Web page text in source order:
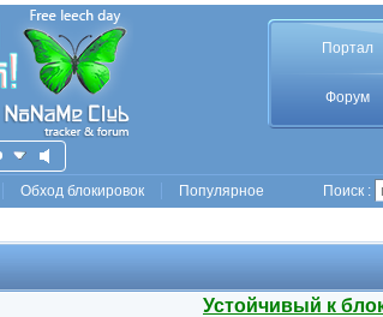
Портал
Форум
Обход блокировок Популярное Поиск :
Устойчивый к